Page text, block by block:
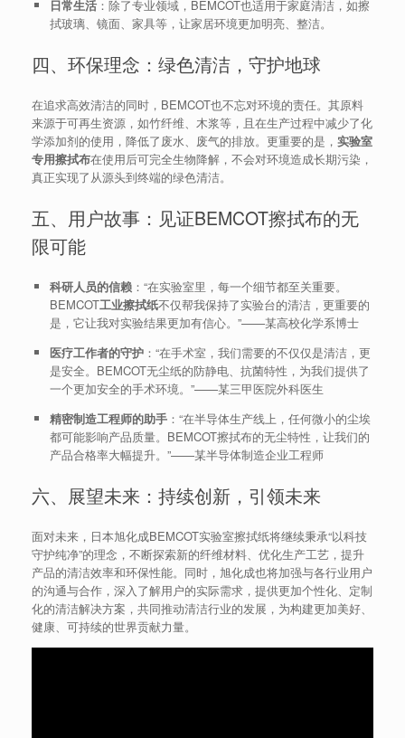
日常生活：除了专业领域，BEMCOT也适用于家庭清洁，如擦
拭玻璃、镜面、家具等，让家居环境更加明亮、整洁。
四、环保理念：绿色清洁，守护地球
在追求高效清洁的同时，BEMCOT也不忘对环境的责任。其原料
来源于可再生资源，如竹纤维、木浆等，且在生产过程中减少了化
学添加剂的使用，降低了废水、废气的排放。更重要的是， 实验室
专用擦拭布在使用后可完全生物降解，不会对环境造成长期污染，
真正实现了从源头到终端的绿色清洁。
五、用户故事：见证BEMCOT擦拭布的无
限可能
科研人员的信赖：“在实验室里，每一个细节都至关重要。
BEMCOT工业擦拭纸不仅帮我保持了实验台的清洁，更重要的
是，它让我对实验结果更加有信心。”——某高校化学系博士
医疗工作者的守护：“在手术室，我们需要的不仅仅是清洁，更
是安全。BEMCOT无尘纸的防静电、抗菌特性，为我们提供了
一个更加安全的手术环境。”——某三甲医院外科医生
精密制造工程师的助手：“在半导体生产线上，任何微小的尘埃
都可能影响产品质量。BEMCOT擦拭布的无尘特性，让我们的
产品合格率大幅提升。”——某半导体制造企业工程师
六、展望未来：持续创新，引领未来
面对未来，日本旭化成BEMCOT实验室擦拭纸将继续秉承“以科技
守护纯净”的理念，不断探索新的纤维材料、优化生产工艺，提升
产品的清洁效率和环保性能。同时，旭化成也将加强与各行业用户
的沟通与合作，深入了解用户的实际需求，提供更加个性化、定制
化的清洁解决方案，共同推动清洁行业的发展，为构建更加美好、
健康、可持续的世界贡献力量。